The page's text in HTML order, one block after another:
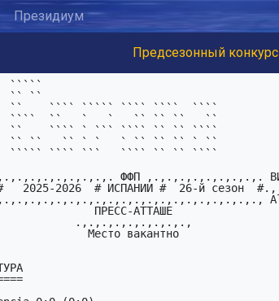
Президиум
Предсезонный конкурс